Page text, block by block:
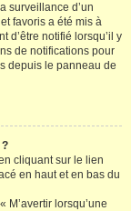
surveillance d’un
favoris a été mis à
d’être notifié lorsqu’il y
de notifications pour
depuis le panneau de
cliquant sur le lien
en haut et en bas du
M’avertir lorsqu’une